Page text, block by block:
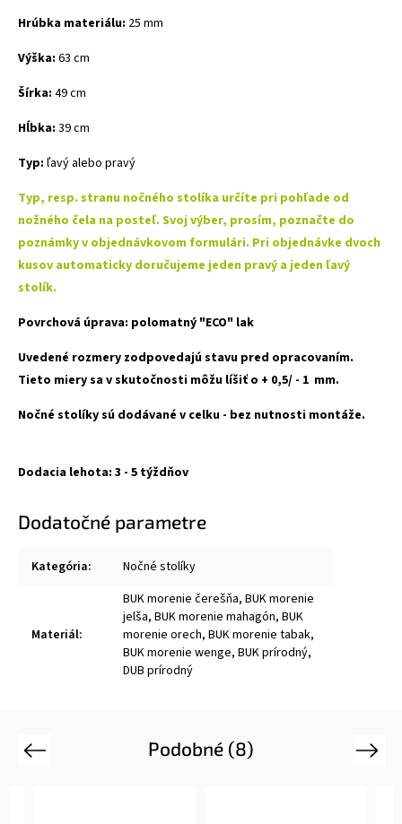
Hrúbka materiálu: 25 mm
Výška: 63 cm
Šírka: 49 cm
Hĺbka: 39 cm
Typ: ľavý alebo pravý
Typ, resp. stranu nočného stolíka určíte pri pohľade od
nožného čela na posteľ. Svoj výber, prosím, poznačte do
poznámky v objednávkovom formulári. Pri objednávke dvoch
kusov automaticky doručujeme jeden pravý a jeden ľavý
stolík.
Povrchová úprava: polomatný "ECO" lak
Uvedené rozmery zodpovedajú stavu pred opracovaním.
Tieto miery sa v skutočnosti môžu líšiť o + 0,5/ - 1 mm.
Nočné stolíky sú dodávané v celku - bez nutnosti montáže.
Dodacia lehota: 3 - 5 týždňov
Dodatočné parametre
Kategória: Nočné stolíky
Materiál:
BUK morenie čerešňa, BUK morenie
jelša, BUK morenie mahagón, BUK
morenie orech, BUK morenie tabak,
BUK morenie wenge, BUK prírodný,
DUB prírodný
Podobné (8)
Previous Next